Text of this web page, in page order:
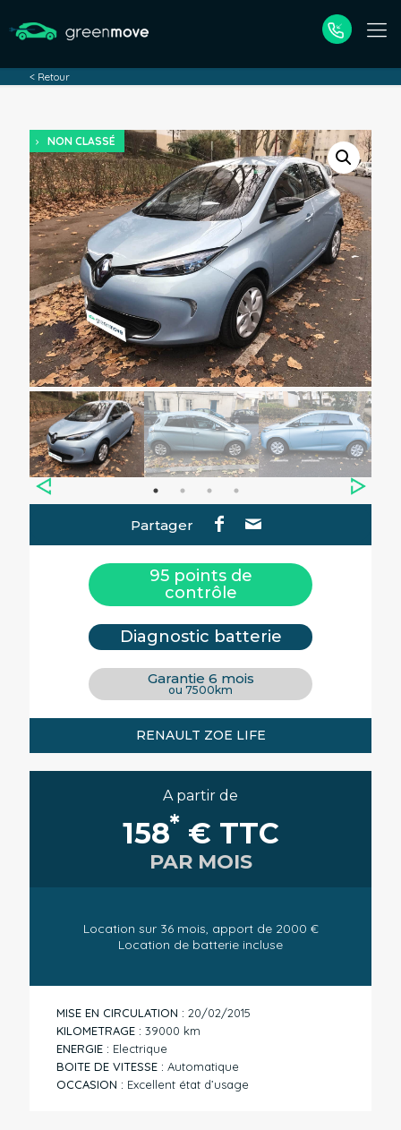
< Retour
NON CLASSÉ
Partager
95 points de
contrôle
Diagnostic batterie
Garantie 6 mois
ou 7500km
RENAULT ZOE LIFE
A partir de
158
*€ TTC
PAR MOIS
Location sur 36 mois, apport de 2000 €
Location de batterie incluse
MISE EN CIRCULATION : 20/02/2015
KILOMETRAGE : 39000 km
ENERGIE : Electrique
BOITE DE VITESSE : Automatique
OCCASION : Excellent état d’usage